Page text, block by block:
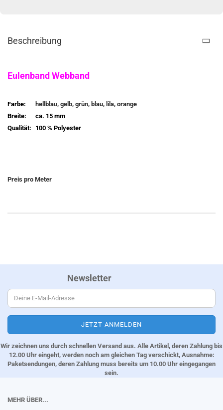
Beschreibung
Eulenband Webband
Farbe:
hellblau, gelb, grün, blau, lila, orange
Breite:
ca. 15 mm
Qualität:
100 % Polyester
Preis pro Meter
Newsletter
Wir zeichnen uns durch schnellen Versand aus. Alle Artikel, deren Zahlung bis
12.00 Uhr eingeht, werden noch am gleichen Tag verschickt, Ausnahme:
Paketsendungen, deren Zahlung muss bereits um 10.00 Uhr eingegangen
sein.
MEHR ÜBER...